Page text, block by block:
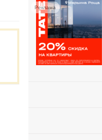
Реклама